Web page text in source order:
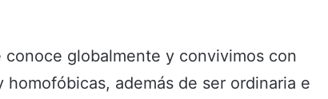
globalmente y convivimos con
además de ser ordinaria e